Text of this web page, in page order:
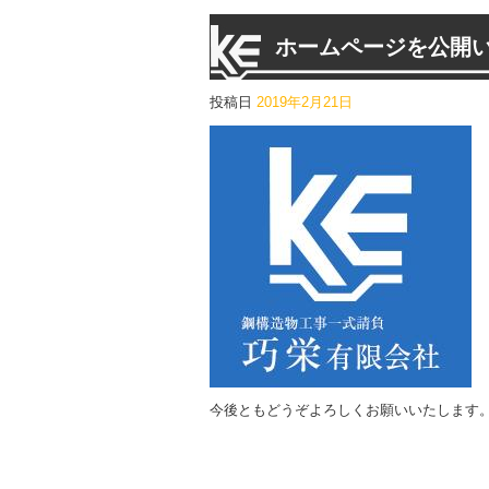
ホームページを公開
投稿日 2019年2月21日
今後ともどうぞよろしくお願いいたします。